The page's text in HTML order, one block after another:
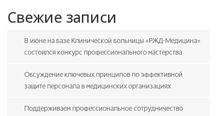
Свежие записи
В июне на базе Клинической больницы «РЖД-Медицина»
состоялся конкурс профессионального мастерства
Обсуждение ключевых принципов по эффективной
защите персонала в медицинских организациях
Поддерживаем профессиональное сотрудничество